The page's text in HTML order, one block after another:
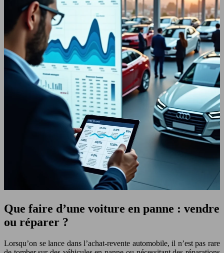
Que faire d’une voiture en panne : vendre
ou réparer ?
Lorsqu’on se lance dans l’achat-revente automobile, il n’est pas rare